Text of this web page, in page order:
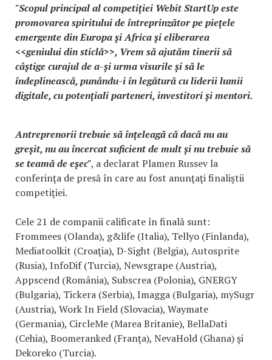
"Scopul principal al competiţiei Webit StartUp este
promovarea spiritului de întreprinzător pe pieţele
emergente din Europa şi Africa şi eliberarea
<<geniului din sticlă>>, Vrem să ajutăm tinerii să
câştige curajul de a-şi urma visurile şi să le
îndeplinească, punându-i în legătură cu liderii lumii
digitale, cu potenţiali parteneri, investitori şi mentori.
Antreprenorii trebuie să înţeleagă că dacă nu au
greşit, nu au încercat suficient de mult şi nu trebuie să
se teamă de eşec", a declarat Plamen Russev la
conferinţa de presă în care au fost anunţaţi finaliştii
competiţiei.
Cele 21 de companii calificate în finală sunt:
Frommees (Olanda), g&life (Italia), Tellyo (Finlanda),
Mediatoolkit (Croaţia), D-Sight (Belgia), Autosprite
(Rusia), InfoDif (Turcia), Newsgrape (Austria),
Appscend (România), Subscrea (Polonia), GNERGY
(Bulgaria), Tickera (Serbia), Imagga (Bulgaria), mySugr
(Austria), Work In Field (Slovacia), Waymate
(Germania), CircleMe (Marea Britanie), BellaDati
(Cehia), Boomeranked (Franţa), NevaHold (Ghana) şi
Dekoreko (Turcia).